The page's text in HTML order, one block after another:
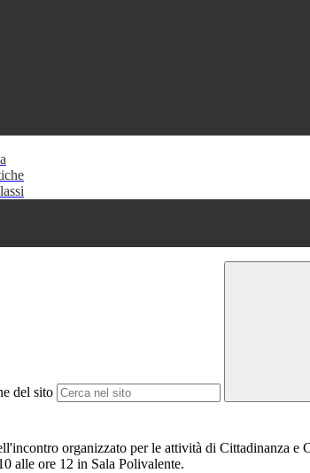
del sito
organizzato per le attività di Cittadinanza
alle ore 12 in Sala Polivalente.